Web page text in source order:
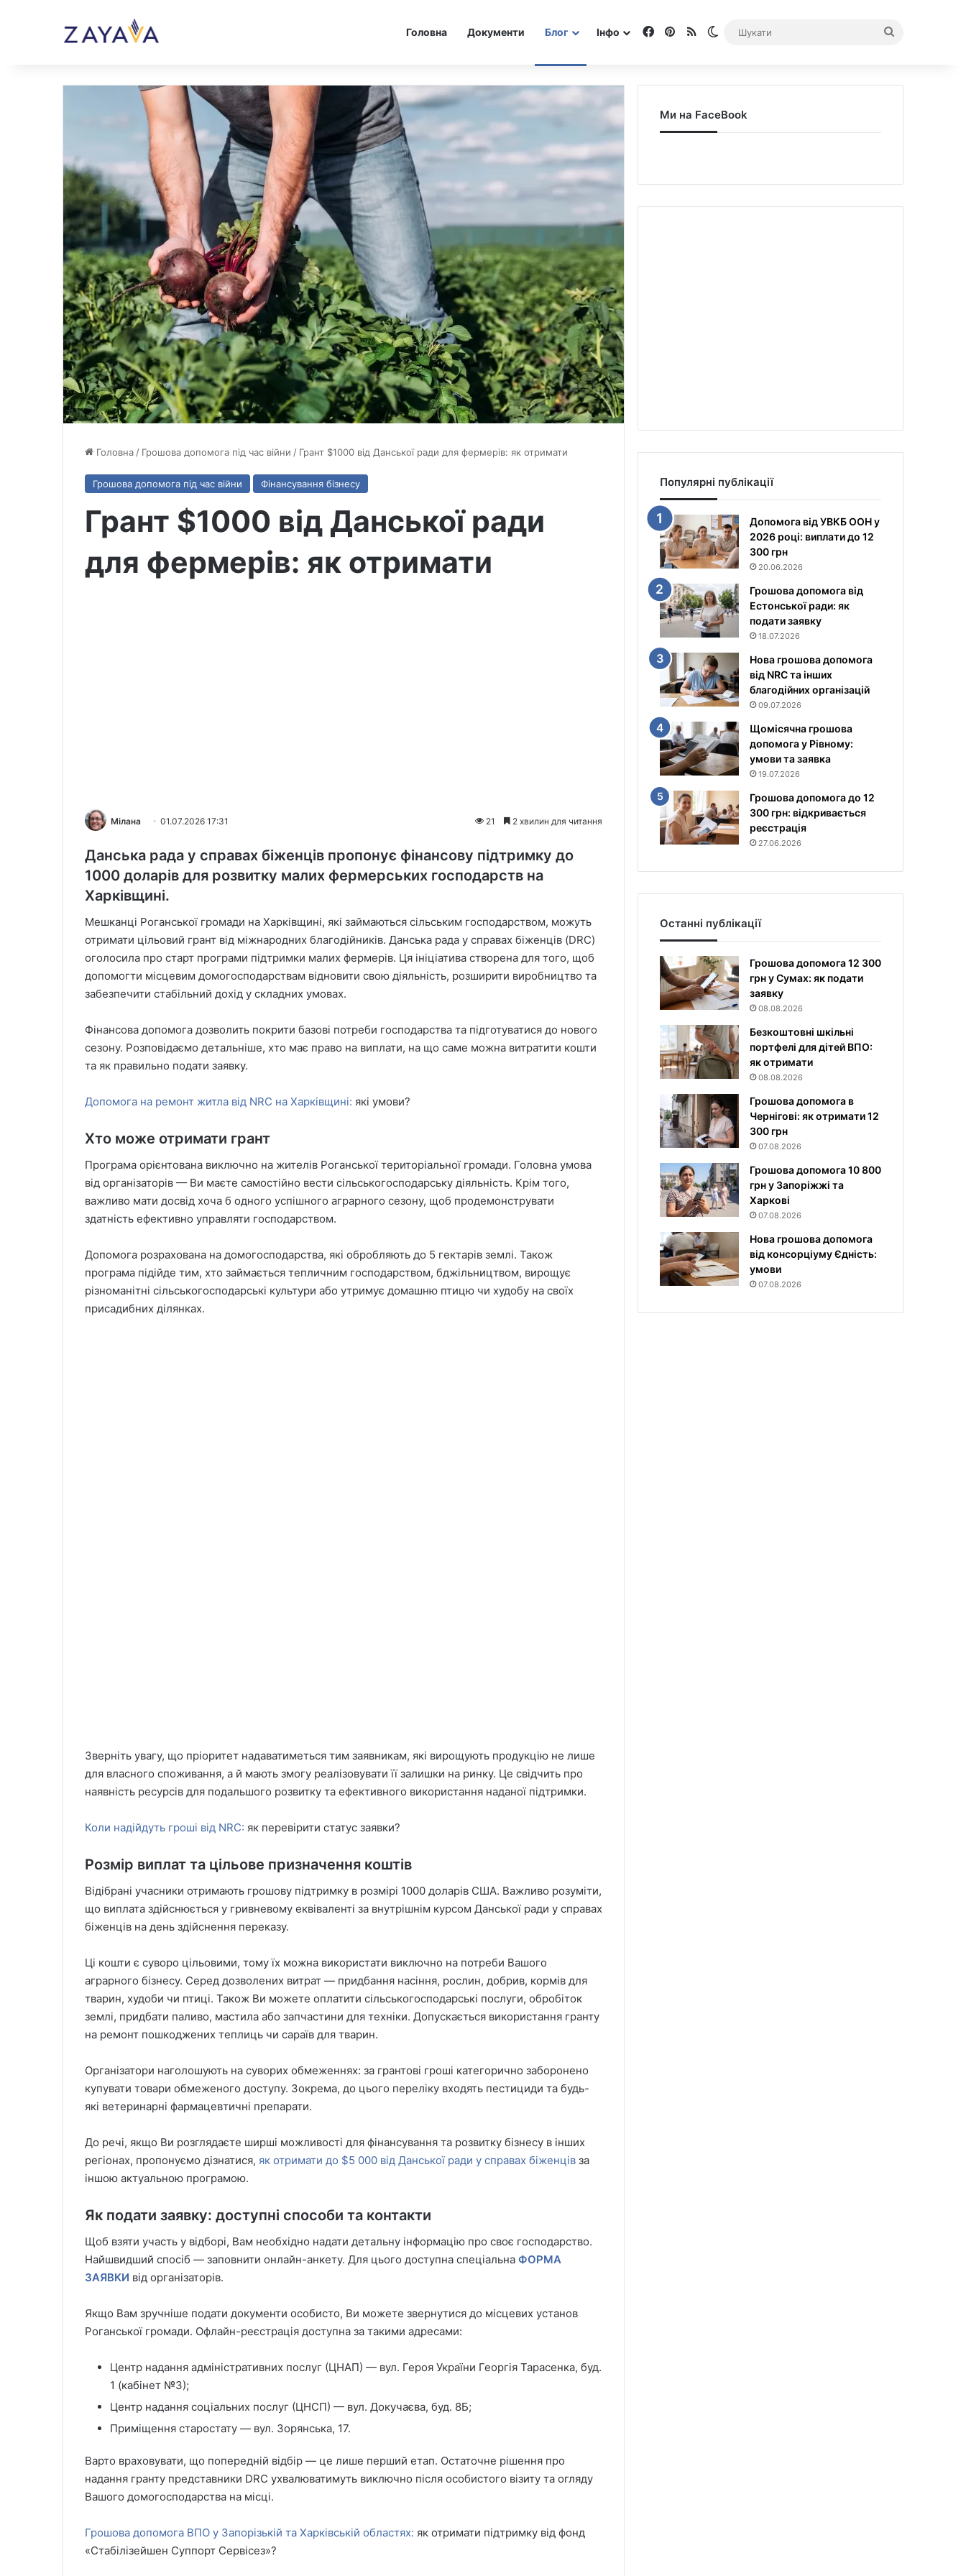
Головна Документи Блог Інфо Facebook
Pinterest
RSS Switch skin
Головна / Грошова допомога під час війни / Грант $1000 від Данської ради для фермерів: як отримати
Грошова допомога під час війни Фінансування бізнесу
Грант $1000 від Данської ради
для фермерів: як отримати
Мілана 01.07.2026 17:31 21 2 хвилин для читання
Данська рада у справах біженців пропонує фінансову підтримку до
1000 доларів для розвитку малих фермерських господарств на
Харківщині.
Мешканці Роганської громади на Харківщині, які займаються сільським господарством, можуть
отримати цільовий грант від міжнародних благодійників. Данська рада у справах біженців (DRC)
оголосила про старт програми підтримки малих фермерів. Ця ініціатива створена для того, щоб
допомогти місцевим домогосподарствам відновити свою діяльність, розширити виробництво та
забезпечити стабільний дохід у складних умовах.
Фінансова допомога дозволить покрити базові потреби господарства та підготуватися до нового
сезону. Розповідаємо детальніше, хто має право на виплати, на що саме можна витратити кошти
та як правильно подати заявку.
Допомога на ремонт житла від NRC на Харківщині: які умови?
Хто може отримати грант
Програма орієнтована виключно на жителів Роганської територіальної громади. Головна умова
від організаторів — Ви маєте самостійно вести сільськогосподарську діяльність. Крім того,
важливо мати досвід хоча б одного успішного аграрного сезону, щоб продемонструвати
здатність ефективно управляти господарством.
Допомога розрахована на домогосподарства, які обробляють до 5 гектарів землі. Також
програма підійде тим, хто займається тепличним господарством, бджільництвом, вирощує
різноманітні сільськогосподарські культури або утримує домашню птицю чи худобу на своїх
присадибних ділянках.
Зверніть увагу, що пріоритет надаватиметься тим заявникам, які вирощують продукцію не лише
для власного споживання, а й мають змогу реалізовувати її залишки на ринку. Це свідчить про
наявність ресурсів для подальшого розвитку та ефективного використання наданої підтримки.
Коли надійдуть гроші від NRC: як перевірити статус заявки?
Розмір виплат та цільове призначення коштів
Відібрані учасники отримають грошову підтримку в розмірі 1000 доларів США. Важливо розуміти,
що виплата здійснюється у гривневому еквіваленті за внутрішнім курсом Данської ради у справах
біженців на день здійснення переказу.
Ці кошти є суворо цільовими, тому їх можна використати виключно на потреби Вашого
аграрного бізнесу. Серед дозволених витрат — придбання насіння, рослин, добрив, кормів для
тварин, худоби чи птиці. Також Ви можете оплатити сільськогосподарські послуги, обробіток
землі, придбати паливо, мастила або запчастини для техніки. Допускається використання гранту
на ремонт пошкоджених теплиць чи сараїв для тварин.
Організатори наголошують на суворих обмеженнях: за грантові гроші категорично заборонено
купувати товари обмеженого доступу. Зокрема, до цього переліку входять пестициди та будь-
які ветеринарні фармацевтичні препарати.
До речі, якщо Ви розглядаєте ширші можливості для фінансування та розвитку бізнесу в інших
регіонах, пропонуємо дізнатися, як отримати до $5 000 від Данської ради у справах біженців за
іншою актуальною програмою.
Як подати заявку: доступні способи та контакти
Щоб взяти участь у відборі, Вам необхідно надати детальну інформацію про своє господарство.
Найшвидший спосіб — заповнити онлайн-анкету. Для цього доступна спеціальна ФОРМА
ЗАЯВКИ від організаторів.
Якщо Вам зручніше подати документи особисто, Ви можете звернутися до місцевих установ
Роганської громади. Офлайн-реєстрація доступна за такими адресами:
Центр надання адміністративних послуг (ЦНАП) — вул. Героя України Георгія Тарасенка, буд.
1 (кабінет №3);
Центр надання соціальних послуг (ЦНСП) — вул. Докучаєва, буд. 8Б;
Приміщення старостату — вул. Зорянська, 17.
Варто враховувати, що попередній відбір — це лише перший етап. Остаточне рішення про
надання гранту представники DRC ухвалюватимуть виключно після особистого візиту та огляду
Вашого домогосподарства на місці.
Грошова допомога ВПО у Запорізькій та Харківській областях: як отримати підтримку від фонд
«Стабілізейшен Суппорт Сервісез»?
Ми на FaceBook
Популярні публікації
Допомога від УВКБ ООН у
2026 році: виплати до 12
300 грн
20.06.2026
Грошова допомога від
Естонської ради: як
подати заявку
18.07.2026
Нова грошова допомога
від NRC та інших
благодійних організацій
09.07.2026
Щомісячна грошова
допомога у Рівному:
умови та заявка
19.07.2026
Грошова допомога до 12
300 грн: відкривається
реєстрація
27.06.2026
Останні публікації
Грошова допомога 12 300
грн у Сумах: як подати
заявку
08.08.2026
Безкоштовні шкільні
портфелі для дітей ВПО:
як отримати
08.08.2026
Грошова допомога в
Чернігові: як отримати 12
300 грн
07.08.2026
Грошова допомога 10 800
грн у Запоріжжі та
Харкові
07.08.2026
Нова грошова допомога
від консорціуму Єдність:
умови
07.08.2026